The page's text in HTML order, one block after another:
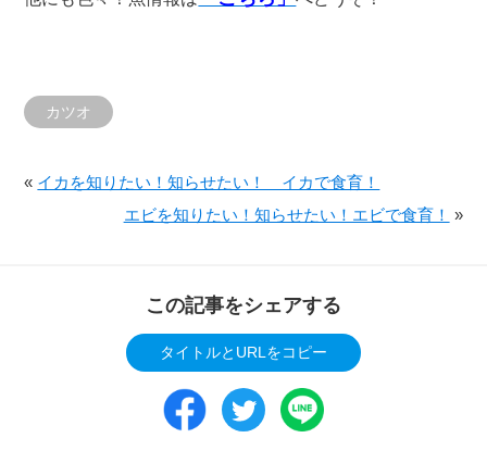
カツオ
« イカを知りたい！知らせたい！ イカで食育！
エビを知りたい！知らせたい！エビで食育！ »
この記事をシェアする
タイトルとURLをコピー